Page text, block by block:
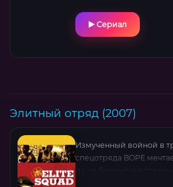
Сериал
Элитный отряд (2007)
Измученный войной в
спецотряда BOPE